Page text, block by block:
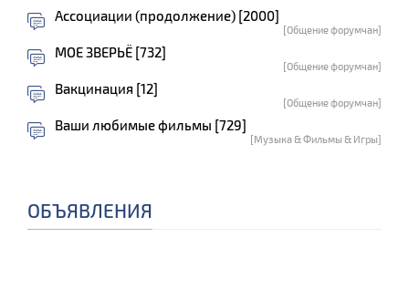
Ассоциации (продолжение) [2000]
[Общение форумчан]
МОЕ ЗВЕРЬЁ [732]
[Общение форумчан]
Вакцинация [12]
[Общение форумчан]
Ваши любимые фильмы [729]
[Музыка & Фильмы & Игры]
ОБЪЯВЛЕНИЯ